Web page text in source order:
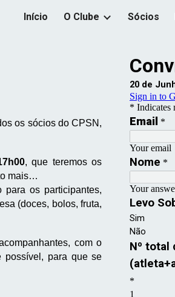
content
Início O Clube Sócios
os sócios do CPSN ,
, que teremos os
mais…
para os participantes,
(doces, bolos, fruta,
com o
possível, para que se